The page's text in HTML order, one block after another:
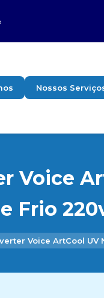
Nossos
Voice
Frio
Voice ArtCool UV